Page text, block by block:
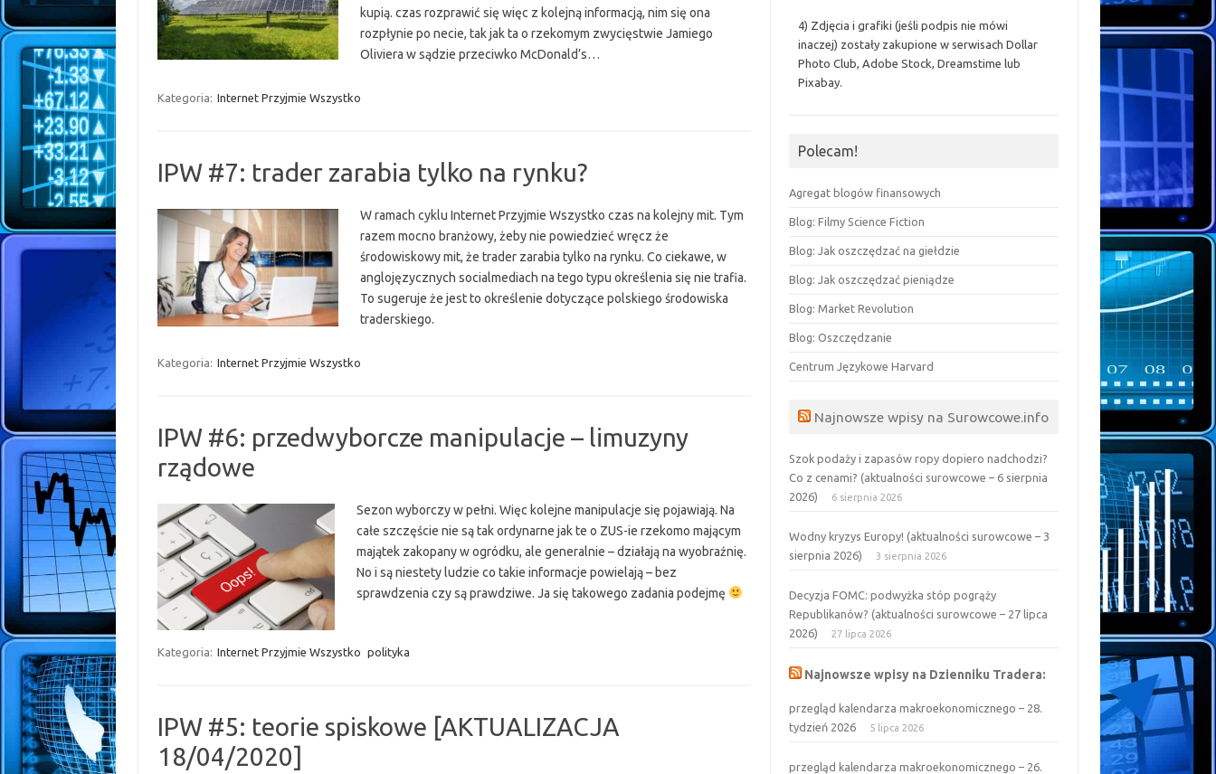
kupią. czas rozprawić się więc z kolejną informacją, nim się ona
rozpłynie po necie, tak jak ta o rzekomym zwycięstwie Jamiego
Oliviera w sądzie przeciwko McDonald’s…
Kategoria: Internet Przyjmie Wszystko
IPW #7: trader zarabia tylko na rynku?
W ramach cyklu Internet Przyjmie Wszystko czas na kolejny mit. Tym
razem mocno branżowy, żeby nie powiedzieć wręcz że
środowiskowy mit, że trader zarabia tylko na rynku. Co ciekawe, w
anglojęzycznych socialmediach na tego typu określenia się nie trafia.
To sugeruje że jest to określenie dotyczące polskiego środowiska
traderskiego.
Kategoria: Internet Przyjmie Wszystko
IPW #6: przedwyborcze manipulacje – limuzyny
rządowe
Sezon wyborczy w pełni. Więc kolejne manipulacje się pojawiają. Na
całe szczęście nie są tak ordynarne jak te o ZUS-ie rzekomo mającym
majątek zakopany w ogródku, ale generalnie – działają na wyobraźnię.
No i są niestety ludzie co takie informacje powielają – bez
sprawdzenia czy są prawdziwe. Ja się takowego zadania podejmę
Kategoria: Internet Przyjmie Wszystko polityka
IPW #5: teorie spiskowe [AKTUALIZACJA
18/04/2020]
4) Zdjęcia i grafiki (jeśli podpis nie mówi
inaczej) zostały zakupione w serwisach Dollar
Photo Club, Adobe Stock, Dreamstime lub
Pixabay.
Polecam!
Agregat blogów finansowych
Blog: Filmy Science Fiction
Blog: Jak oszczędzać na giełdzie
Blog: Jak oszczędzać pieniądze
Blog: Market Revolution
Blog: Oszczędzanie
Centrum Językowe Harvard
Najnowsze wpisy na Surowcowe.info
Szok podaży i zapasów ropy dopiero nadchodzi?
Co z cenami? (aktualności surowcowe – 6 sierpnia
2026)
6 sierpnia 2026
Wodny kryzys Europy! (aktualności surowcowe – 3
sierpnia 2026)
3 sierpnia 2026
Decyzja FOMC: podwyżka stóp pogrąży
Republikanów? (aktualności surowcowe – 27 lipca
2026)
27 lipca 2026
Najnowsze wpisy na Dzienniku Tradera:
przegląd kalendarza makroekonomicznego – 28.
tydzień 2026
5 lipca 2026
przegląd kalendarza makroekonomicznego – 26.